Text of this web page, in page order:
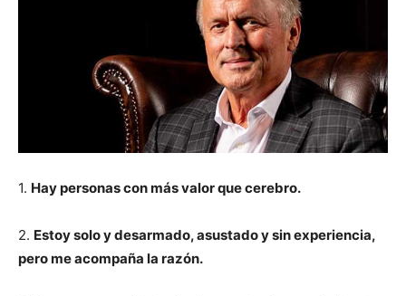
1. Hay personas con más valor que cerebro.
2. Estoy solo y desarmado, asustado y sin experiencia,
pero me acompaña la razón.